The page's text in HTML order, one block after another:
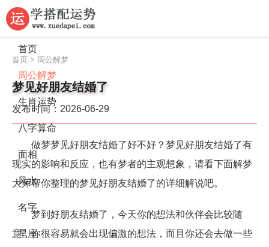
首页
周公解梦
生肖运势
八字算命
面相
风水
名字
星座
首页 > 周公解梦
梦见好朋友结婚了
发布时间：2026-06-29
做梦梦见好朋友结婚了好不好？梦见好朋友结婚了有
现实的影响和反应，也有梦者的主观想象，请看下面解梦
大师帮你整理的梦见好朋友结婚了的详细解说吧。
梦到好朋友结婚了，今天你的想法和伙伴会比较随
意，你很容易就会出现偏激的想法，而且你还会去做一些